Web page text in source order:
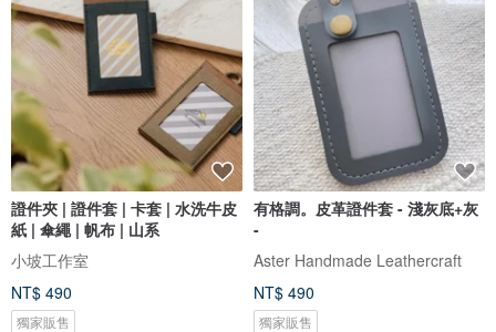
證件夾 | 證件套 | 卡套 | 水洗牛皮
紙 | 傘繩 | 帆布 | 山系
小坡工作室
NT$ 490
獨家販售
有格調。皮革證件套 - 淺灰底+灰
-
Aster Handmade Leathercraft
NT$ 490
獨家販售